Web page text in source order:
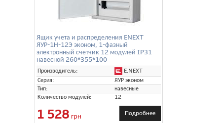
Ящик учета и распределения ENEXT
ЯУР-1Н-12Э эконом, 1-фазный
электронный счетчик 12 модулей IP31
навесной 260*355*100
Производитель:
E.NEXT
Серия:
ЯУР эконом
Тип:
навесные
Количество модулей:
12
1 528 грн Подробнее